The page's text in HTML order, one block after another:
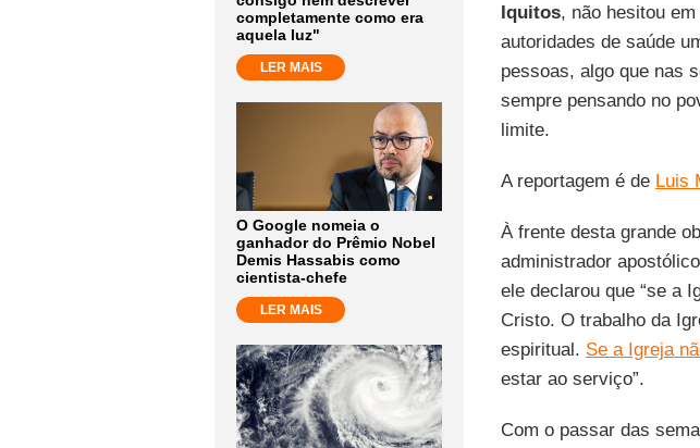
completamente como era
aquela luz"
LER MAIS
O Google nomeia o
ganhador do Prêmio Nobel
Demis Hassabis como
cientista-chefe
LER MAIS
Iquitos, não hesitou
autoridades de saúde
pessoas, algo que nas
sempre pensando no
limite.
A reportagem é de Luis
À frente desta grande
administrador
ele declarou que “se a
Cristo. O trabalho da
espiritual. Se a Igreja
estar ao serviço”.
Com o passar das